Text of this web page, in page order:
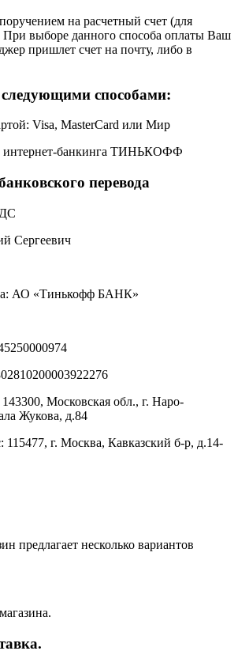
на расчетный счет (для
выборе данного способа оплаты Ваш
пришлет счет на почту, либо в
способами:
Visa, MasterCard или Мир
банкинга ТИНЬКОФФ
перевода
Сергеевич
АО «Тинькофф БАНК»
Московская обл., г. Наро-
Жукова, д.84
г. Москва, Кавказский б-р, д.14-
предлагает несколько вариантов